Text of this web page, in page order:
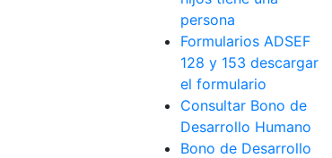
persona
Formularios ADSEF
128 y 153 descargar
el formulario
Consultar Bono de
Desarrollo Humano
Bono de Desarrollo